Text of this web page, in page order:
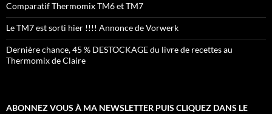
Comparatif Thermomix TM6 et TM7
Le TM7 est sorti hier !!!! Annonce de Vorwerk
Dernière chance, 45 % DESTOCKAGE du livre de recettes au
Thermomix de Claire
ABONNEZ VOUS À MA NEWSLETTER PUIS CLIQUEZ DANS LE